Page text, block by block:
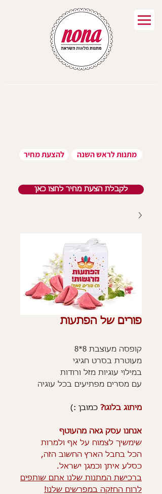
להצעת מחיר מתנות לראש השנה
לקבלת הצעת מחיר לחצו כאן
פורים של הפתעות
קופסה מעוצבת 8*8
מעוטרת בסרט חגיגי
במילוי עוגיות מזל ורודות
עם מסרים מפתיעים בכל עוגיה
מיתוג בלוגו? כמובן :)
אנחנו עסק גאה מהעוטף
שימשיך לצמוח על אף ולמרות
הכל בחבל הארץ החשוב הזה,
כסלע איתן וכמגן ישראל.
ברכישת המתנות שלנו אתם שותפים
לרוח החזקה במפרשים שלנו!